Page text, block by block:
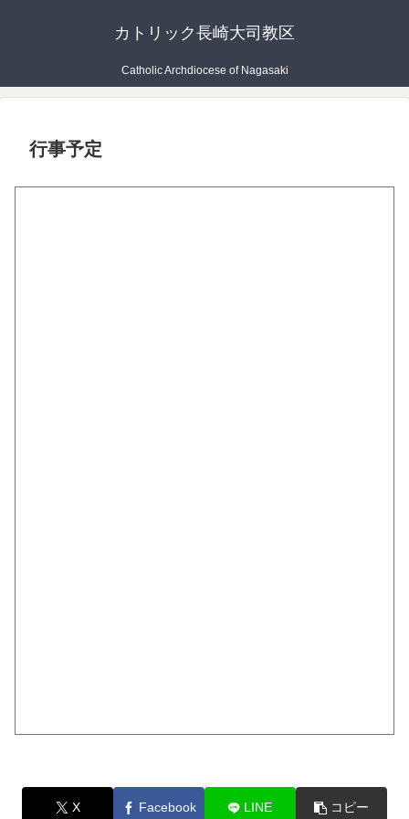
カトリック長崎大司教区
Catholic Archdiocese of Nagasaki
行事予定
X Facebook LINE コピー